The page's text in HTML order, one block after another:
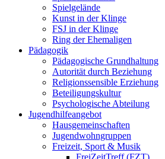
Spielgelände
Kunst in der Klinge
FSJ in der Klinge
Ring der Ehemaligen
Pädagogik
Pädagogische Grundhaltung
Autorität durch Beziehung
Religionssensible Erziehung
Beteiligungskultur
Psychologische Abteilung
Jugendhilfeangebot
Hausgemeinschaften
Jugendwohngruppen
Freizeit, Sport & Musik
FreiZeitTreff (FZT)